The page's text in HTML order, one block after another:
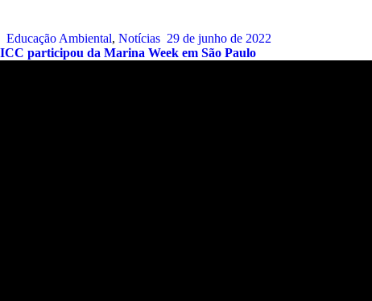
Educação Ambiental, Notícias 29 de junho de 2022
ICC participou da Marina Week em São Paulo